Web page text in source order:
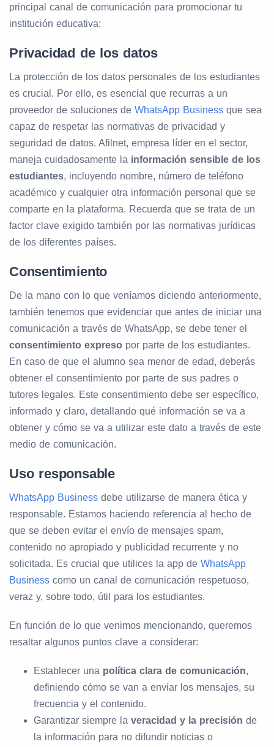
principal canal de comunicación para promocionar tu
institución educativa:
Privacidad de los datos
La protección de los datos personales de los estudiantes
es crucial. Por ello, es esencial que recurras a un
proveedor de soluciones de WhatsApp Business que sea
capaz de respetar las normativas de privacidad y
seguridad de datos. Afilnet, empresa líder en el sector,
maneja cuidadosamente la información sensible de los
estudiantes, incluyendo nombre, número de teléfono
académico y cualquier otra información personal que se
comparte en la plataforma. Recuerda que se trata de un
factor clave exigido también por las normativas jurídicas
de los diferentes países.
Consentimiento
De la mano con lo que veníamos diciendo anteriormente,
también tenemos que evidenciar que antes de iniciar una
comunicación a través de WhatsApp, se debe tener el
consentimiento expreso por parte de los estudiantes.
En caso de que el alumno sea menor de edad, deberás
obtener el consentimiento por parte de sus padres o
tutores legales. Este consentimiento debe ser específico,
informado y claro, detallando qué información se va a
obtener y cómo se va a utilizar este dato a través de este
medio de comunicación.
Uso responsable
WhatsApp Business debe utilizarse de manera ética y
responsable. Estamos haciendo referencia al hecho de
que se deben evitar el envío de mensajes spam,
contenido no apropiado y publicidad recurrente y no
solicitada. Es crucial que utilices la app de WhatsApp
Business como un canal de comunicación respetuoso,
veraz y, sobre todo, útil para los estudiantes.
En función de lo que venimos mencionando, queremos
resaltar algunos puntos clave a considerar:
Establecer una política clara de comunicación,
definiendo cómo se van a enviar los mensajes, su
frecuencia y el contenido.
Garantizar siempre la veracidad y la precisión de
la información para no difundir noticias o